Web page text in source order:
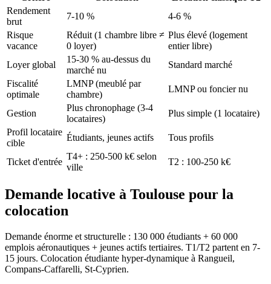
Rendement
brut
7-10 %
4-6 %
Risque
vacance
Réduit (1 chambre libre ≠
0 loyer)
Plus élevé (logement
entier libre)
Loyer global
15-30 % au-dessus du
marché nu
Standard marché
Fiscalité
optimale
LMNP (meublé par
chambre)
LMNP ou foncier nu
Gestion
Plus chronophage (3-4
locataires)
Plus simple (1 locataire)
Profil locataire
cible
Étudiants, jeunes actifs Tous profils
Ticket d'entrée
T4+ : 250-500 k€ selon
ville
T2 : 100-250 k€
Demande locative à Toulouse pour la
colocation
Demande énorme et structurelle : 130 000 étudiants + 60 000
emplois aéronautiques + jeunes actifs tertiaires. T1/T2 partent en 7-
15 jours. Colocation étudiante hyper-dynamique à Rangueil,
Compans-Caffarelli, St-Cyprien.